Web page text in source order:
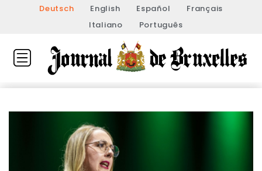
Deutsch English Español
Français
Italiano
Português